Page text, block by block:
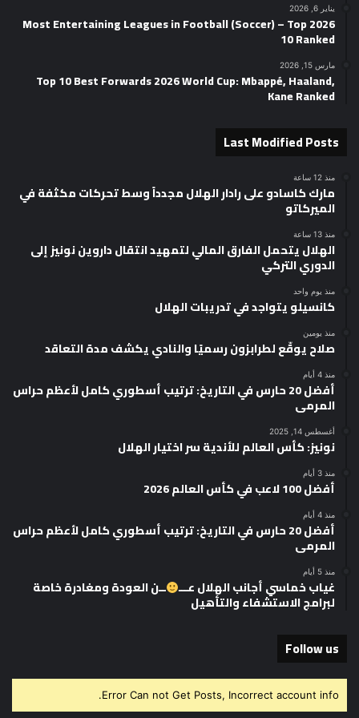
يناير 6, 2026
2026 Most Entertaining Leagues in Football (Soccer) – Top
10 Ranked
مارس 15, 2026
Top 10 Best Forwards 2026 World Cup: Mbappé, Haaland,
Kane Ranked
Last Modified Posts
منذ 12 ساعة
مارك كاسادو على رادار الهلال مجدداً وسط تحركات مكثفة في
الميركاتو
منذ 13 ساعة
الهلال يتحمل الفارق المالي لتمهيد انتقال داروين نونيز إلى
الدوري التركي
منذ يوم واحد
كانسيلو يتواجد في تدريبات الهلال
منذ يومين
صلاح يوقّع لطرابزون رسميًا والنادي يكشف مدة التعاقد
منذ 4 أيام
أفضل 20 حارس في التاريخ: ترتيب أسطوري كامل لأعظم حراس
المرمى
أغسطس 14, 2025
نونيز: كأس العالم للأندية سر اختيار الهلال
منذ 3 أيام
أفضل 100 لاعب في كأس العالم 2026
منذ 4 أيام
أفضل 20 حارس في التاريخ: ترتيب أسطوري كامل لأعظم حراس
المرمى
منذ 5 أيام
غياب خماسي أجانب الهلال عـــ ــن العودة ومغادرة خاصة
لبرامج الاستشفاء والتأهيل
Follow us
Error Can not Get Posts, Incorrect account info.